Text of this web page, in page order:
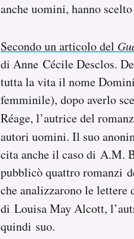
anche uomini, hanno
Secondo un articolo del
di Anne Cécile Desclos.
tutta la vita il nome
femminile), dopo averlo
Réage, l’autrice del
autori uomini. Il suo
cita anche il caso di A.M.
pubblicò quattro romanzi
che analizzarono le
di Louisa May Alcott,
quindi suo.